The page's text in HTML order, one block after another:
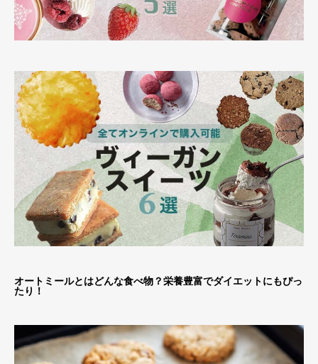
オートミールとはどんな食べ物？栄養豊富でダイエットにもぴっ
たり！